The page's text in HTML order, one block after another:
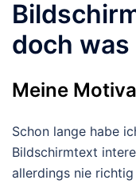
doch was
Meine
Schon lange habe
Bildschirmtext
allerdings nie